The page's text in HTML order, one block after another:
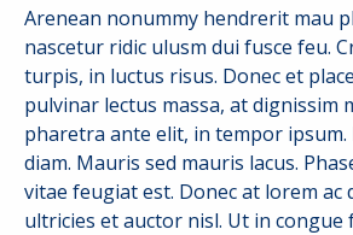
Arenean nonummy hendrerit mau
nascetur ridic ulusm dui fusce feu.
turpis, in luctus risus. Donec et
pulvinar lectus massa, at dignissim
pharetra ante elit, in tempor ipsum.
diam. Mauris sed mauris lacus.
vitae feugiat est. Donec at lorem ac
ultricies et auctor nisl. Ut in congue